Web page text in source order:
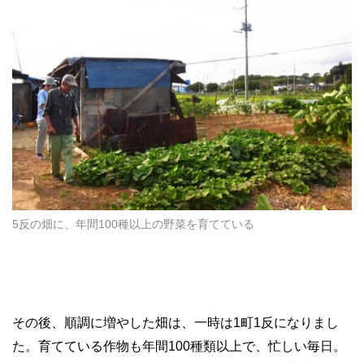
5反の畑に、年間100種以上の野菜を育てている
その後、順調に増やした畑は、一時は1町1反になりまし
た。育てている作物も年間100種類以上で、忙しい毎日。